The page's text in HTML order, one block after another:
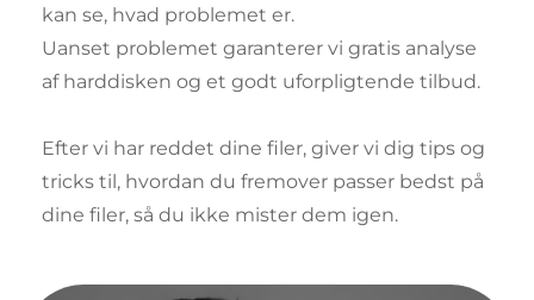
kan se, hvad problemet er.
Uanset problemet garanterer vi gratis analyse
af harddisken og et godt uforpligtende tilbud.
Efter vi har reddet dine filer, giver vi dig tips og
tricks til, hvordan du fremover passer bedst på
dine filer, så du ikke mister dem igen.